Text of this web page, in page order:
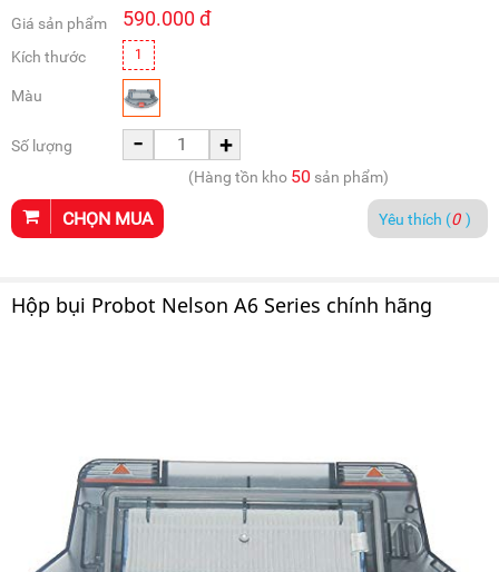
Giá sản phẩm 590.000 đ
Kích thước 1
Màu
Số lượng - +
(Hàng tồn kho 50 sản phẩm)
CHỌN MUA Yêu thích (0 )
Hộp bụi Probot Nelson A6 Series chính hãng